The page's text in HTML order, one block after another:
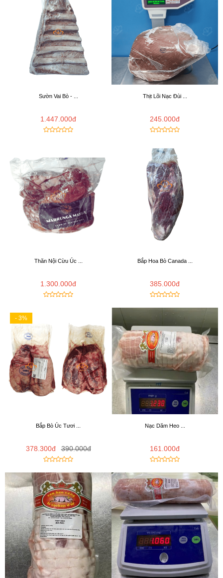
Sườn Vai Bò - ...
1.447.000đ
Thịt Lõi Nạc Đùi ...
245.000đ
Thăn Nội Cừu Úc ...
1.300.000đ
Bắp Hoa Bò Canada ...
385.000đ
- 3%
Bắp Bò Úc Tươi ...
378.300đ 390.000đ
Nạc Dăm Heo ...
161.000đ